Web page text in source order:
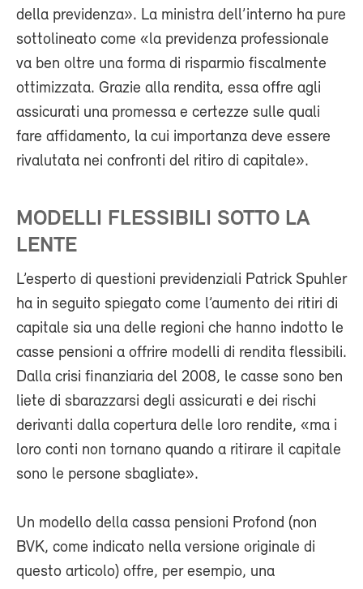
della previdenza». La ministra dell’interno ha pure
sottolineato come «la previdenza professionale
va ben oltre una forma di risparmio fiscalmente
ottimizzata. Grazie alla rendita, essa offre agli
assicurati una promessa e certezze sulle quali
fare affidamento, la cui importanza deve essere
rivalutata nei confronti del ritiro di capitale».
MODELLI FLESSIBILI SOTTO LA
LENTE
L’esperto di questioni previdenziali Patrick Spuhler
ha in seguito spiegato come l’aumento dei ritiri di
capitale sia una delle regioni che hanno indotto le
casse pensioni a offrire modelli di rendita flessibili.
Dalla crisi finanziaria del 2008, le casse sono ben
liete di sbarazzarsi degli assicurati e dei rischi
derivanti dalla copertura delle loro rendite, «ma i
loro conti non tornano quando a ritirare il capitale
sono le persone sbagliate».
Un modello della cassa pensioni Profond (non
BVK, come indicato nella versione originale di
questo articolo) offre, per esempio, una